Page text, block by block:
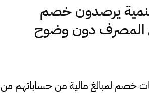
يرصدون خصم
المصرف دون وضوح
خصم لمبالغ مالية من حساباتهم من